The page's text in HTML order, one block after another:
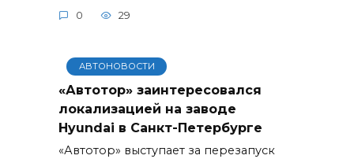
0 29
АВТОНОВОСТИ
«Автотор» заинтересовался
локализацией на заводе
Hyundai в Санкт-Петербурге
«Автотор» выступает за перезапуск